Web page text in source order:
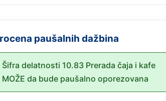
paušalnih dažbina
Šifra delatnosti 10.83 Prerada čaja i kafe
MOŽE da bude paušalno oporezovana